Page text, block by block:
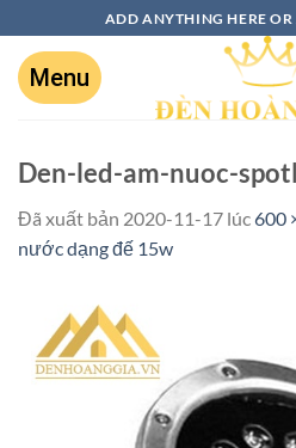
ADD ANYTHING HERE OR
Den-led-am-nuoc-
Đã xuất bản 2020-11-17 lúc600
nước dạng đế 15w